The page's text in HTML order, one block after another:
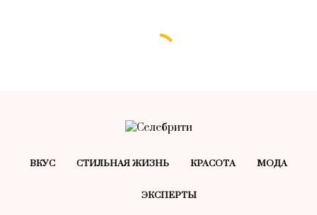
ВКУС СТИЛЬНАЯ ЖИЗНЬ КРАСОТA МОДА
ЭКСПЕРТЫ